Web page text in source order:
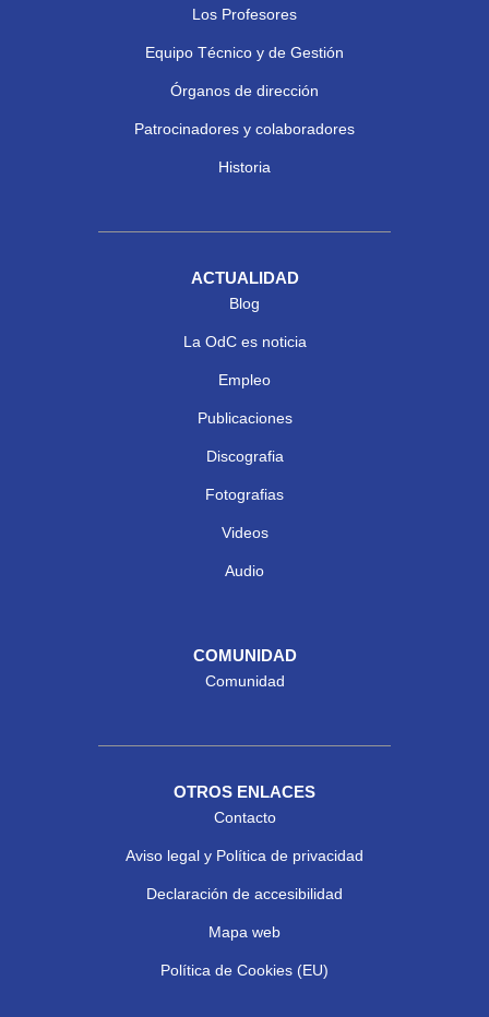
Los Profesores
Equipo Técnico y de Gestión
Órganos de dirección
Patrocinadores y colaboradores
Historia
ACTUALIDAD
Blog
La OdC es noticia
Empleo
Publicaciones
Discografia
Fotografias
Videos
Audio
COMUNIDAD
Comunidad
OTROS ENLACES
Contacto
Aviso legal y Política de privacidad
Declaración de accesibilidad
Mapa web
Política de Cookies (EU)